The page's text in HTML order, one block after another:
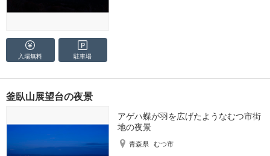
入場無料 駐車場
釜臥山展望台の夜景
アゲハ蝶が羽を広げたようなむつ市街
地の夜景
青森県 むつ市